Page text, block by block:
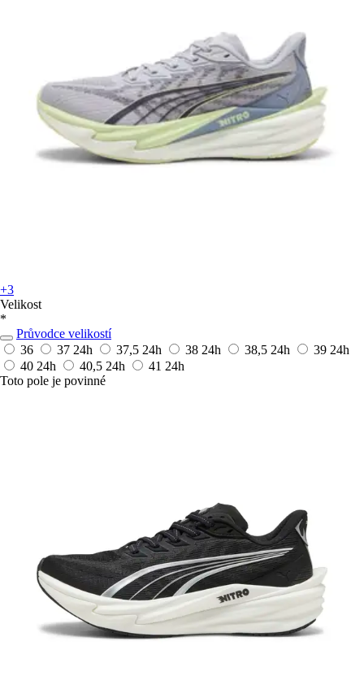
+3
Velikost
*
Průvodce velikostí
36
37 24h 37,5 24h 38 24h 38,5 24h 39 24h
40 24h 40,5 24h 41 24h
Toto pole je povinné